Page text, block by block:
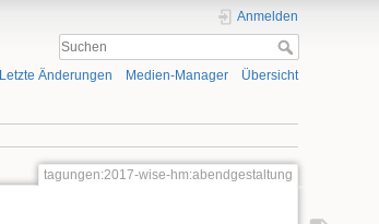
Anmelden
Letzte Änderungen Medien-Manager Übersicht
tagungen:2017-wise-hm:abendgestaltung